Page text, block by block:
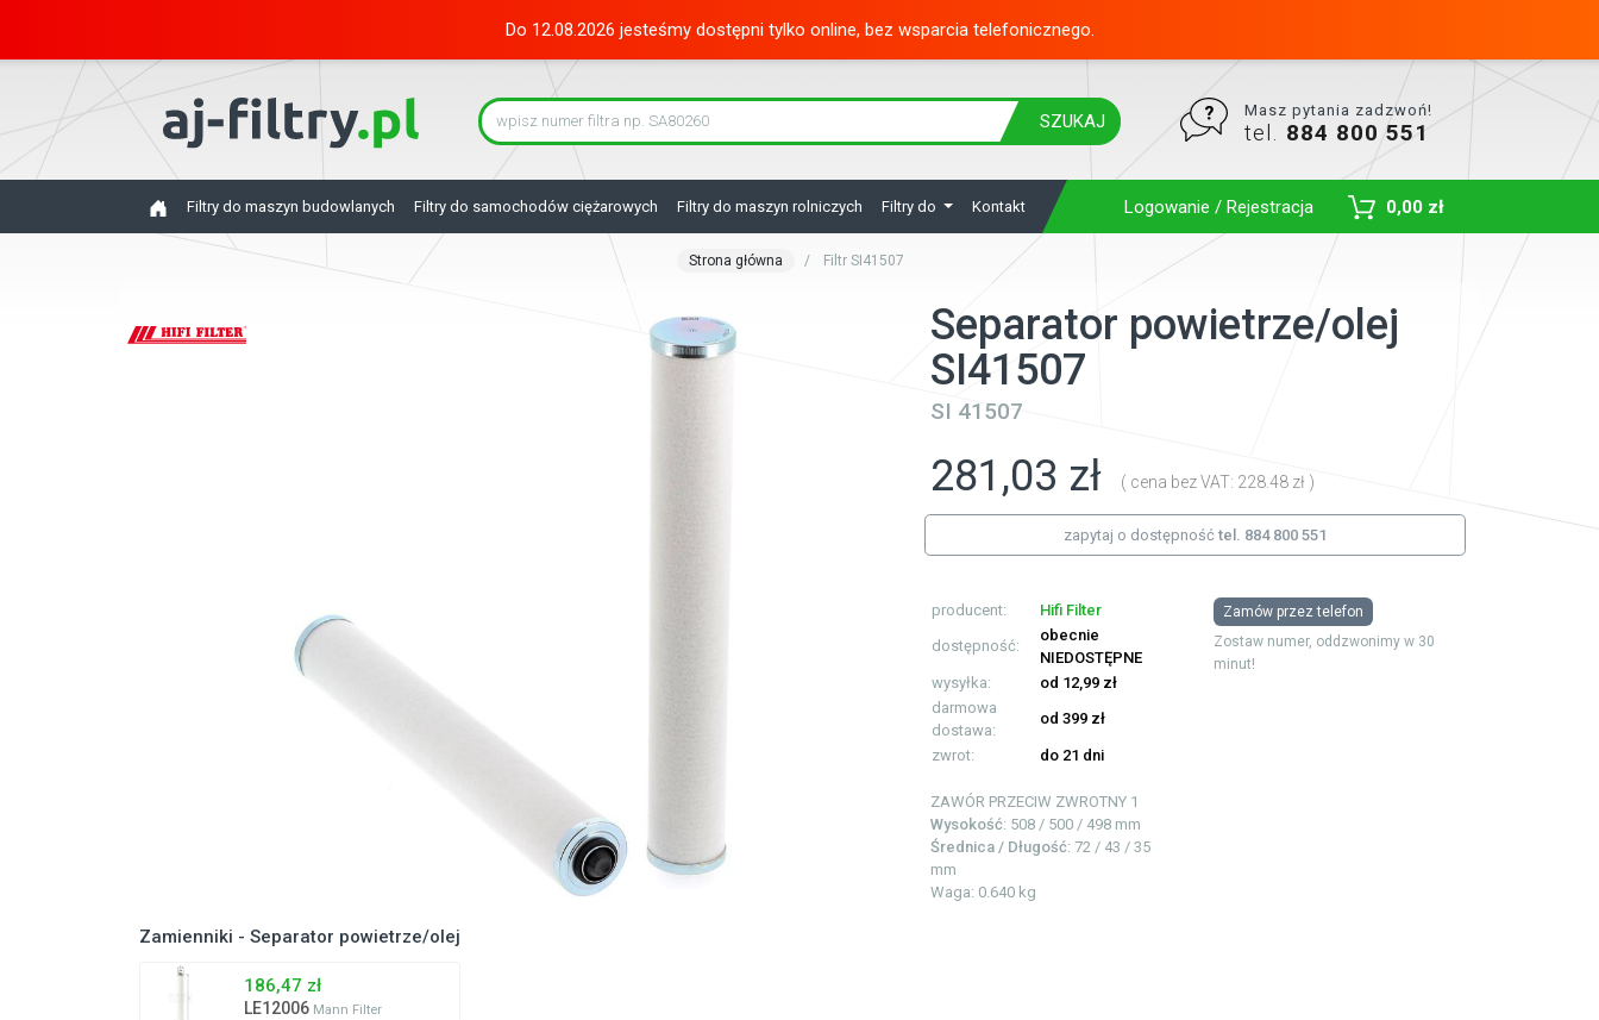
Do 12.08.2026 jesteśmy dostępni tylko online, bez wsparcia telefonicznego.
SZUKAJ
Masz pytania zadzwoń!
tel. 884 800 551
Filtry do maszyn budowlanych Filtry do samochodów ciężarowych Filtry do maszyn rolniczych Filtry do Kontakt Logowanie / Rejestracja 0,00 zł
Strona główna Filtr SI41507
Separator powietrze/olej
SI41507
SI 41507
281,03 zł ( cena bez VAT: 228.48 zł )
zapytaj o dostępność tel. 884 800 551
producent:
Hifi Filter
dostępność:
obecnie
NIEDOSTĘPNE
wysyłka:
od 12,99 zł
darmowa
dostawa:
od 399 zł
zwrot: do 21 dni
ZAWÓR PRZECIW ZWROTNY 1
Wysokość: 508 / 500 / 498 mm
Średnica / Długość: 72 / 43 / 35
mm
Waga: 0.640 kg
Zamów przez telefon
Zostaw numer, oddzwonimy w 30
minut!
Zamienniki - Separator powietrze/olej
186,47 zł
LE12006 Mann Filter